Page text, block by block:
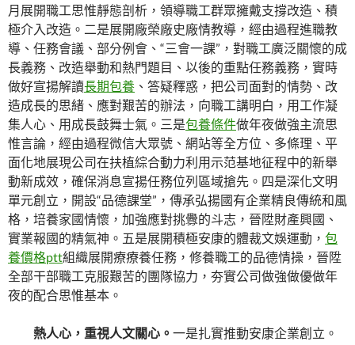
月展開職工思惟靜態剖析，領導職工群眾擁戴支撐改造、積
極介入改造。二是展開廠榮廠史廠情教導，經由過程進職教
導、任務會議、部分例會、“三會一課”，對職工廣泛關懷的成
長義務、改造舉動和熱門題目、以後的重點任務義務，實時
做好宣揚解讀長期包養 、答疑釋惑，把公司面對的情勢、改
造成長的思緒、應對艱苦的辦法，向職工講明白，用工作凝
集人心、用成長鼓舞士氣。三是包養條件做年夜做強主流思
惟言論，經由過程微信大眾號、網站等全方位、多條理、平
面化地展現公司在扶植綜合動力利用示范基地征程中的新舉
動新成效，確保消息宣揚任務位列區域搶先。四是深化文明
單元創立，開設“品德課堂”，傳承弘揚國有企業精良傳統和風
格，培養家國情懷，加強應對挑釁的斗志，晉陞財產興國、
實業報國的精氣神。五是展開積極安康的體裁文娛運動， 包
養價格ptt組織展開療療養任務，修養職工的品德情操，晉陞
全部干部職工克服艱苦的團隊協力，夯實公司做強做優做年
夜的配合思惟基本。
熱人心，重視人文關心。 一是扎實推動安康企業創立。